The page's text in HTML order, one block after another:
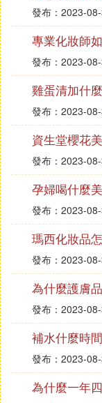
發布：2023-
專業化妝師
發布：2023-
雞蛋清加什
發布：2023-
資生堂櫻花
發布：2023-
孕婦喝什麼
發布：2023-
瑪西化妝品
發布：2023-
為什麼護膚
發布：2023-
補水什麼時
發布：2023-
為什麼一年